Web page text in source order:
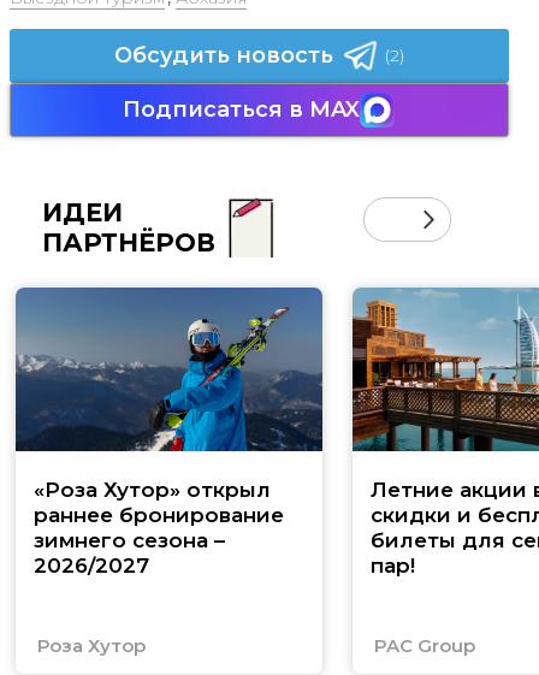
Обсудить новость (2)
Подписаться в MAX
ИДЕИ
ПАРТНЁРОВ
«Роза Хутор» открыл
раннее бронирование
зимнего сезона –
2026/2027
Роза Хутор
Летние акции
скидки и
билеты для
пар!
PAC Group